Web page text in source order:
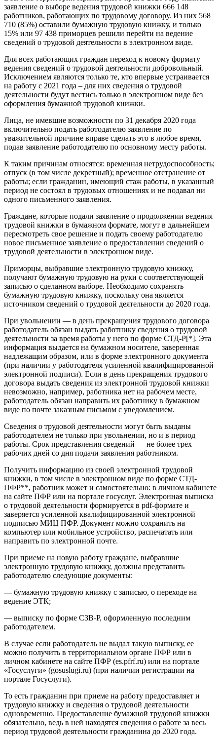
заявление о выборе ведения трудовой книжки 666 148
работников, работающих по трудовому договору. Из них 568
710 (85%) оставили бумажную трудовую книжку, и только
15% или 97 438 приморцев решили перейти на ведение
сведений о трудовой деятельности в электронном виде.
Для всех работающих граждан переход к новому формату
ведения сведений о трудовой деятельности добровольный.
Исключением являются только те, кто впервые устраивается
на работу с 2021 года – для них сведения о трудовой
деятельности будут вестись только в электронном виде без
оформления бумажной трудовой книжки.
Лица, не имевшие возможности по 31 декабря 2020 года
включительно подать работодателю заявление по
уважительной причине вправе сделать это в любое время,
подав заявление работодателю по основному месту работы.
К таким причинам относятся: временная нетрудоспособность;
отпуск (в том числе декретный); временное отстранение от
работы; если гражданин, имеющий стаж работы, в указанный
период не состоял в трудовых отношениях и не подавал ни
одного письменного заявления.
Граждане, которые подали заявление о продолжении ведения
трудовой книжки в бумажном формате, могут в дальнейшем
пересмотреть свое решение и подать своему работодателю
новое письменное заявление о предоставлении сведений о
трудовой деятельности в электронном виде.
Приморцы, выбравшие электронную трудовую книжку,
получают бумажную трудовую на руки с соответствующей
записью о сделанном выборе. Необходимо сохранять
бумажную трудовую книжку, поскольку она является
источником сведений о трудовой деятельности до 2020 года.
При увольнении — в день прекращения трудового договора
работодатель обязан выдать работнику сведения о трудовой
деятельности за время работы у него по форме СТД-Р[*]. Эта
информация выдается на бумажном носителе, заверенная
надлежащим образом, или в форме электронного документа
(при наличии у работодателя усиленной квалифицированной
электронной подписи). Если в день прекращения трудового
договора выдать сведения из электронной трудовой книжки
невозможно, например, работника нет на рабочем месте,
работодатель обязан направить их работнику в бумажном
виде по почте заказным письмом с уведомлением.
Сведения о трудовой деятельности могут быть выданы
работодателем не только при увольнении, но и в период
работы. Срок представления сведений — не более трех
рабочих дней со дня подачи заявления работником.
Получить информацию из своей электронной трудовой
книжки, в том числе в электронном виде по форме СТД-
ПФР**, работник может и самостоятельно: в личном кабинете
на сайте ПФР или на портале госуслуг. Электронная выписка
о трудовой деятельности формируется в pdf-формате и
заверяется усиленной квалифицированной электронной
подписью МИЦ ПФР. Документ можно сохранить на
компьютер или мобильное устройство, распечатать или
направить по электронной почте.
При приеме на новую работу граждане, выбравшие
электронную трудовую книжку, должны представить
работодателю следующие документы:
—бумажную трудовую книжку с записью, о переходе на
ведение ЭТК;
—выписку по форме СЗВ-Р, оформленную последним
работодателем.
В случае если работодатель не выдал такую выписку, ее
можно получить в территориальном органе ПФР или в
личном кабинете на сайте ПФР (es.pfrf.ru) или на портале
«Госуслуги» (gosuslugi.ru) (при наличии регистрации на
портале Госуслуги).
То есть гражданин при приеме на работу предоставляет и
трудовую книжку и сведения о трудовой деятельности
одновременно. Предоставление бумажной трудовой книжки
обязательно, ведь в ней находятся сведения о работе за весь
период трудовой деятельности гражданина до 2020 года.